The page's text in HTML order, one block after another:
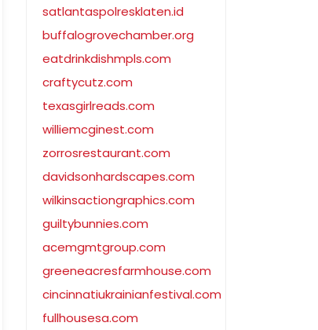
satlantaspolresklaten.id
buffalogrovechamber.org
eatdrinkdishmpls.com
craftycutz.com
texasgirlreads.com
williemcginest.com
zorrosrestaurant.com
davidsonhardscapes.com
wilkinsactiongraphics.com
guiltybunnies.com
acemgmtgroup.com
greeneacresfarmhouse.com
cincinnatiukrainianfestival.com
fullhousesa.com